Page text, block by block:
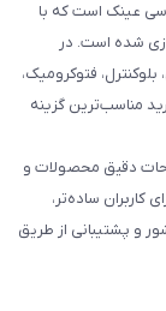
عینک است که با
شده است. در
فتوکرومیک،
مناسب‌ترین گزینه
دقیق محصولات و
ساده‌تر،
و پشتیبانی از طریق